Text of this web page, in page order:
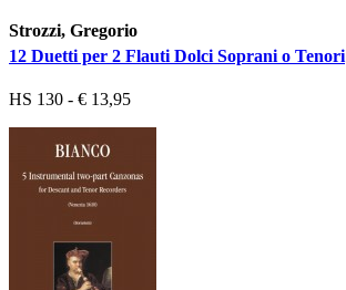
Strozzi, Gregorio
12 Duetti per 2 Flauti Dolci Soprani o Tenori
HS 130 - € 13,95